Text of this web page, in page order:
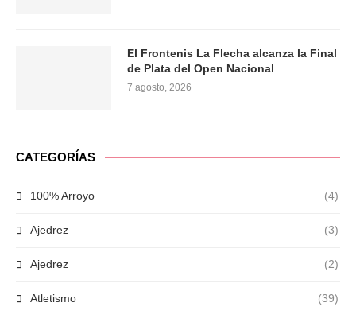
El Frontenis La Flecha alcanza la Final
de Plata del Open Nacional
7 agosto, 2026
CATEGORÍAS
100% Arroyo (4)
Ajedrez (3)
Ajedrez (2)
Atletismo (39)